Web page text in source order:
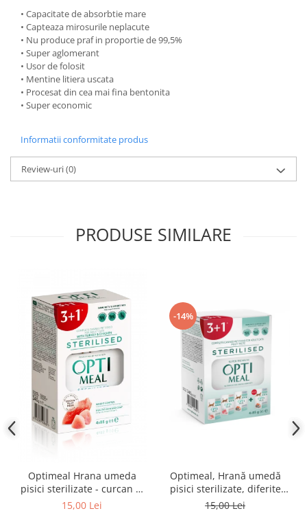
• Capacitate de absorbtie mare
• Capteaza mirosurile neplacute
• Nu produce praf in proportie de 99,5%
• Super aglomerant
• Usor de folosit
• Mentine litiera uscata
• Procesat din cea mai fina bentonita
• Super economic
Informatii conformitate produs
Review-uri(0)
PRODUSE SIMILARE
Optimeal Hrana umeda
pisici sterilizate - curcan si
pui in sos, set 3+1,
15,00 Lei
-14%
Optimeal, Hrană umedă
pisici sterilizate, diferite
arome, (3+1), 0.34kg
15,00 Lei